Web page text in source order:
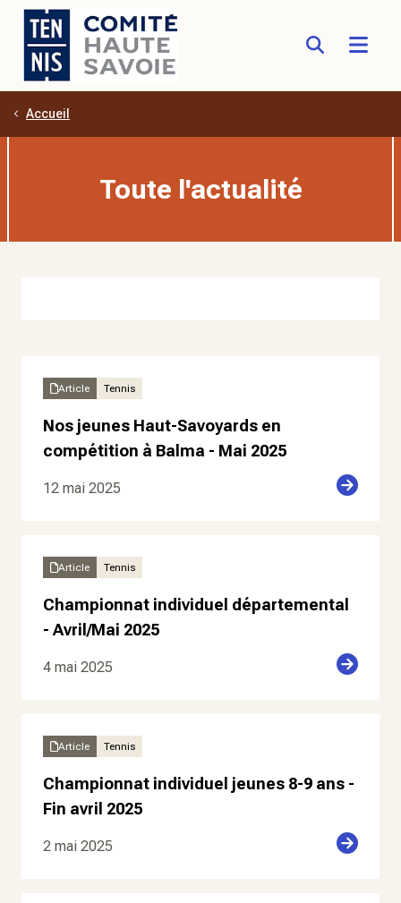
Aller au contenu principal
Accueil
Toute l'actualité
Article Tennis
Nos jeunes Haut-Savoyards en
compétition à Balma - Mai 2025
12 mai 2025
Article Tennis
Championnat individuel départemental
- Avril/Mai 2025
4 mai 2025
Article Tennis
Championnat individuel jeunes 8-9 ans -
Fin avril 2025
2 mai 2025